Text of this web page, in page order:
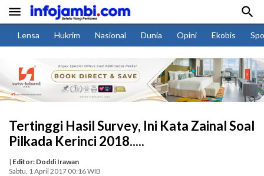
 
Lensa Hukrim Nasional Dunia Opini Ekobis
Tertinggi Hasil Survey, Ini Kata Zainal Soal
Pilkada Kerinci 2018.....
| Editor: Doddi Irawan
Sabtu, 1 April 2017 00:16 WIB